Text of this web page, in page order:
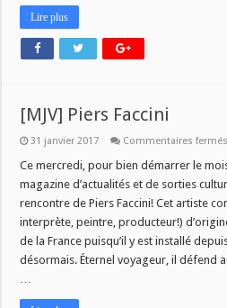
Lire plus
[MJV] Piers Faccini
31 janvier 2017 Commentaires fermés
Ce mercredi, pour bien démarrer le
magazine d’actualités et de sorties
rencontre de Piers Faccini! Cet artiste
interprète, peintre, producteur!)
de la France puisqu’il y est installé
désormais. Éternel voyageur, il défend
…